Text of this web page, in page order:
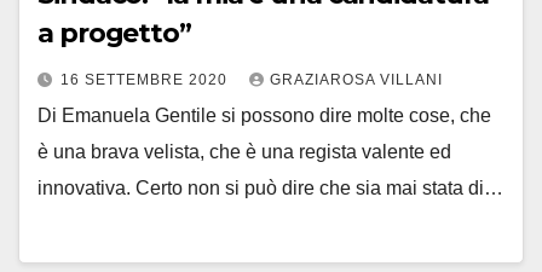
a progetto”
16 SETTEMBRE 2020 GRAZIAROSA VILLANI
Di Emanuela Gentile si possono dire molte cose, che
è una brava velista, che è una regista valente ed
innovativa. Certo non si può dire che sia mai stata di…